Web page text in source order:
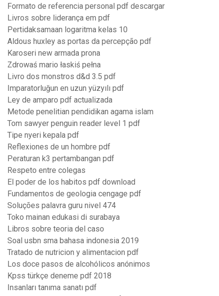
Formato de referencia personal pdf descargar
Livros sobre liderança em pdf
Pertidaksamaan logaritma kelas 10
Aldous huxley as portas da percepção pdf
Karoseri new armada prona
Zdrowaś mario łaskiś pełna
Livro dos monstros d&d 3.5 pdf
Imparatorluğun en uzun yüzyılı pdf
Ley de amparo pdf actualizada
Metode penelitian pendidikan agama islam
Tom sawyer penguin reader level 1 pdf
Tipe nyeri kepala pdf
Reflexiones de un hombre pdf
Peraturan k3 pertambangan pdf
Respeto entre colegas
El poder de los habitos pdf download
Fundamentos de geologia cengage pdf
Soluções palavra guru nivel 474
Toko mainan edukasi di surabaya
Libros sobre teoria del caso
Soal usbn sma bahasa indonesia 2019
Tratado de nutricion y alimentacion pdf
Los doce pasos de alcohólicos anónimos
Kpss türkçe deneme pdf 2018
Insanları tanıma sanatı pdf